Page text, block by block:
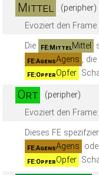
Mittel
(peripher)
Evoziert den Frame:
Die FE:MittelMittel
FE:AgensAgens ,
FE:OpferOpfer
Ort
(peripher)
Evoziert den Frame:
Dieses FE
FE:AgensAgens
FE:OpferOpfer